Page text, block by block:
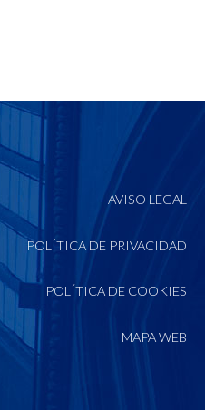
AVISO LEGAL
POLÍTICA DE PRIVACIDAD
POLÍTICA DE COOKIES
MAPA WEB